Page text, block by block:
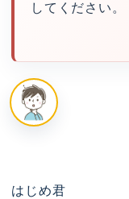
してください。
はじめ君